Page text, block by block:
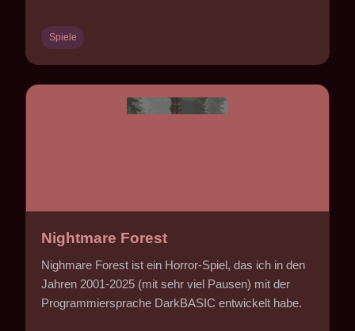
Spiele
Nightmare Forest
Nighmare Forest ist ein Horror-Spiel, das ich in den
Jahren 2001-2025 (mit sehr viel Pausen) mit der
Programmiersprache DarkBASIC entwickelt habe.